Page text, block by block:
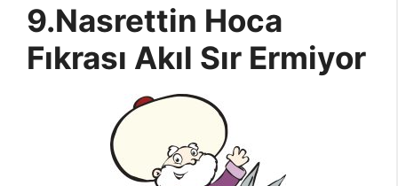
9.Nasrettin Hoca
Fıkrası Akıl Sır Ermiyor